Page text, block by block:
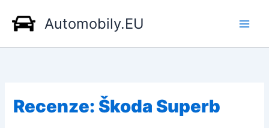
obsah
Automobily.EU
Recenze: Škoda Superb